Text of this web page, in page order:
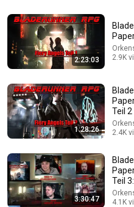
Mháire, Eevie und Nico -
Orkenspalter TV Spielt -
2:23:03
2.9K
1:28:26
Teil 2
2.4K
3:30:47
Teil
4.1K